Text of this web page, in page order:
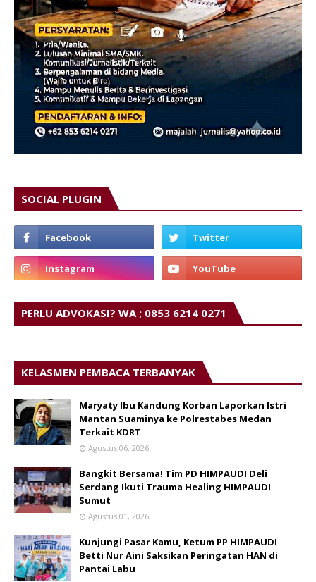
SOCIAL PLUGIN
PERLU ADVOKASI? WA ; 0853 6214 0271
KELASMEN PEMBACA TERBANYAK
Maryaty Ibu Kandung Korban Laporkan Istri
Mantan Suaminya ke Polrestabes Medan
Terkait KDRT
Agustus 06, 2026
Bangkit Bersama! Tim PD HIMPAUDI Deli
Serdang Ikuti Trauma Healing HIMPAUDI
Sumut
Agustus 01, 2026
Kunjungi Pasar Kamu, Ketum PP HIMPAUDI
Betti Nur Aini Saksikan Peringatan HAN di
Pantai Labu